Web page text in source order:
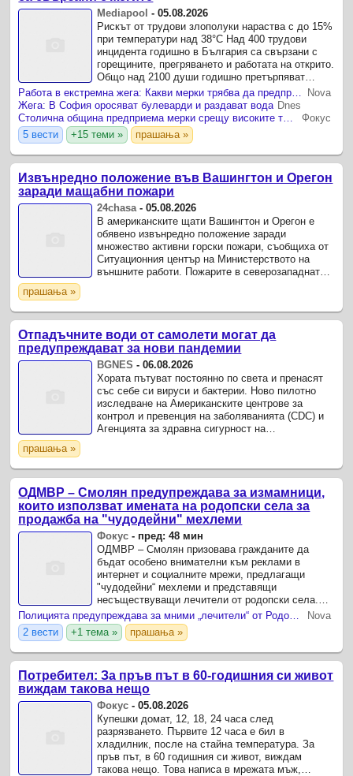
Mediapool -05.08.2026
Рискът от трудови злополуки нараства с до 15%
при температури над 38°C Над 400 трудови
инцидента годишно в България са свързани с
горещините, прегряването и работата на открито.
Общо над 2100 души годишно претърпяват
трудова злополука в страната.
Работа в екстремна жега: Какви мерки трябва да предприемат работодателите и как да защитят служителите си
Nova
Жега: В София оросяват булеварди и раздават вода Dnes
Столична община предприема мерки срещу високите температури
Фокус
5 вести
+15 теми » прашања »
Извънредно положение във Вашингтон и Орегон
заради мащабни пожари
24chasa-05.08.2026
В американските щати Вашингтон и Орегон е
обявено извънредно положение заради
множество активни горски пожари, съобщиха от
Ситуационния център на Министерството на
външните работи. Пожарите в северозападната
прашања »
Отпадъчните води от самолети могат да
предупреждават за нови пандемии
BGNES -06.08.2026
Хората пътуват постоянно по света и пренасят
със себе си вируси и бактерии. Ново пилотно
изследване на Американските центрове за
контрол и превенция на заболяванията (CDC) и
Агенцията за здравна сигурност на
прашања »
ОДМВР – Смолян предупреждава за измамници,
които използват имената на родопски села за
продажба на "чудодейни" мехлеми
Фокус - пред: 48 мин
ОДМВР – Смолян призовава гражданите да
бъдат особено внимателни към реклами в
интернет и социалните мрежи, предлагащи
"чудодейни“ мехлеми и представящи
несъществуващи лечители от родопски села.
През последните дни в кметството на с.
Nova
2 вести
+1 тема » прашања »
Потребител: За пръв път в 60-годишния си живот
виждам такова нещо
Фокус -05.08.2026
Купешки домат, 12, 18, 24 часа след
разрязването. Първите 12 часа е бил в
хладилник, после на стайна температура. За
пръв път, в 60 годишния си живот, виждам
такова нещо. Това написа в мрежата мъж,